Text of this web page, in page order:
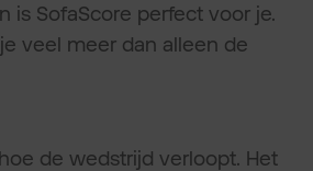
is SofaScore perfect voor je.
veel meer dan alleen de
de wedstrijd verloopt. Het